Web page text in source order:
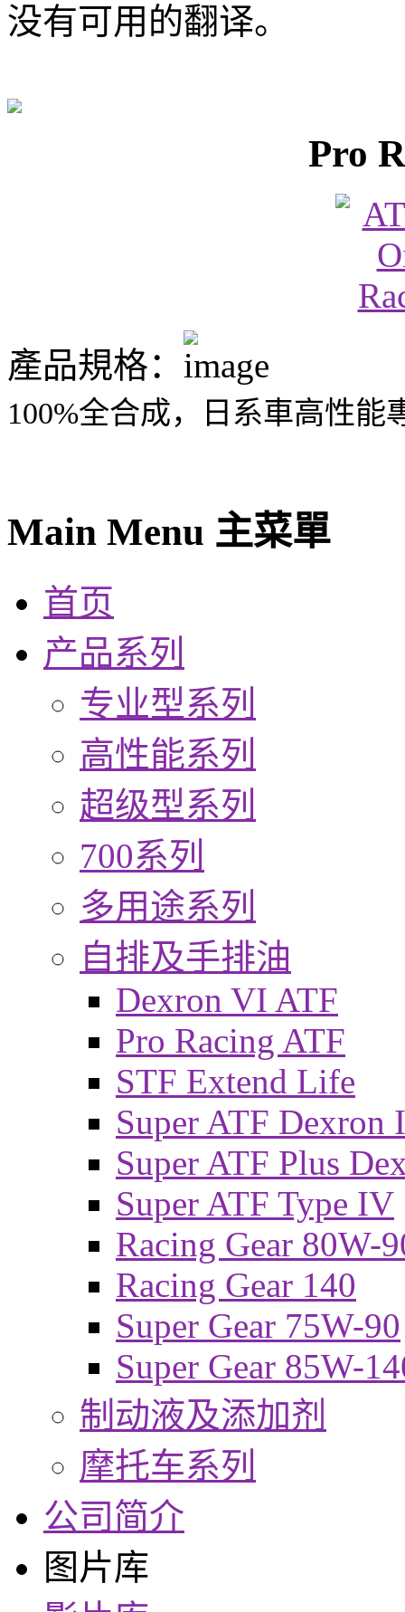
没有可用的翻译。
Pro
產品規格：
100%全合成，日系車高性能
Main Menu 主菜單
首页
产品系列
专业型系列
高性能系列
超级型系列
700系列
多用途系列
自排及手排油
Dexron VI ATF
Pro Racing ATF
STF Extend Life
Super ATF Dexron
Super ATF Plus
Super ATF Type IV
Racing Gear 80W-
Racing Gear 140
Super Gear 75W-90
Super Gear 85W-
制动液及添加剂
摩托车系列
公司简介
图片库